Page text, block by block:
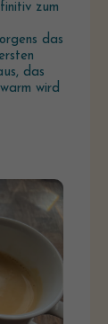
zum
das
das
wird